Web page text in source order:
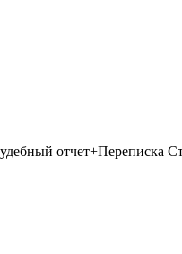
отчет+Переписка